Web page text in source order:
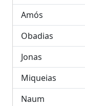
Amós
Obadias
Jonas
Miqueias
Naum